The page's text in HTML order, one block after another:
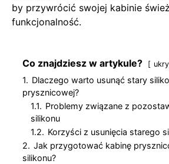
by przywrócić swojej kabinie
funkcjonalność.
Co znajdziesz w artykule?
1. Dlaczego warto usunąć stary
prysznicowej?
1.1. Problemy związane z
silikonu
1.2. Korzyści z usunięcia starego
2. Jak przygotować kabinę
silikonu?